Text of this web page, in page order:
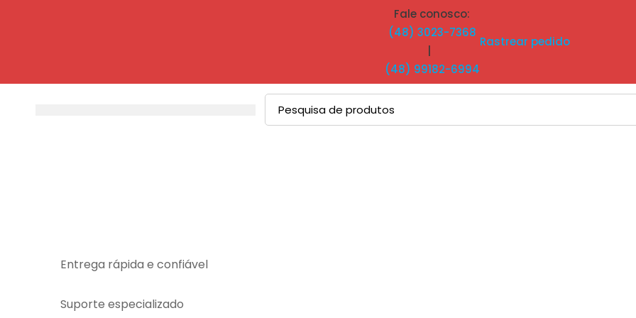
Fale conosco:
(48) 3023-7368
(48) 99182-6994
Rastrear pedido
Procurar
por:
Entrega rápida e confiável
Suporte especializado